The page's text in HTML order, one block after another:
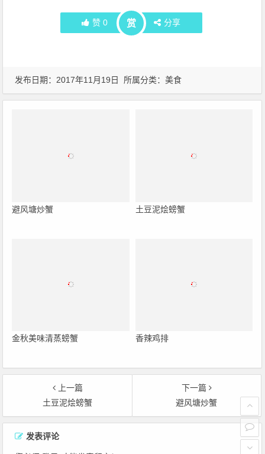
赞 0 赏 分享
发布日期：2017年11月19日 所属分类：美食
避风塘炒蟹 土豆泥烩螃蟹
金秋美味清蒸螃蟹 香辣鸡排
上一篇
土豆泥烩螃蟹
下一篇
避风塘炒蟹
文章导航
发表评论